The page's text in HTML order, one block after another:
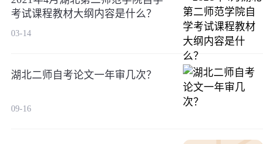
考试课程教材大纲内容是什么？
03-14
湖北二师自考论文一年审几次？
09-16